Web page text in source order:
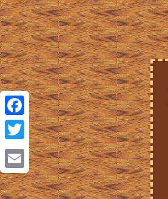
Facebook
Twitter
Email